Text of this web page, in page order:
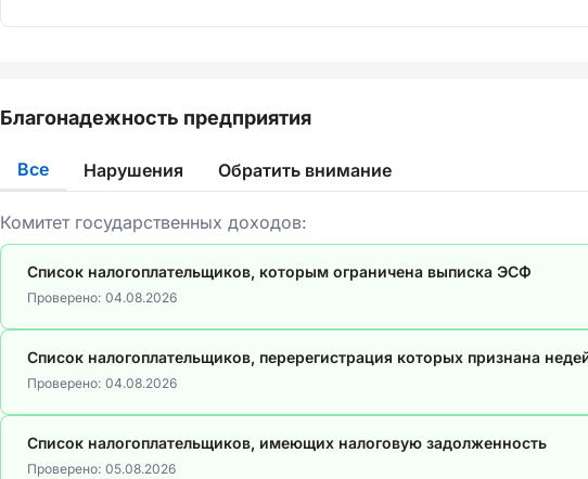
Благонадежность предприятия
Все Нарушения Обратить внимание
Комитет государственных доходов:
Список налогоплательщиков, которым ограничена выписка ЭСФ
Проверено: 04.08.2026
Список налогоплательщиков, перерегистрация которых признана
Проверено: 04.08.2026
Список налогоплательщиков, имеющих налоговую задолженность
Проверено: 05.08.2026